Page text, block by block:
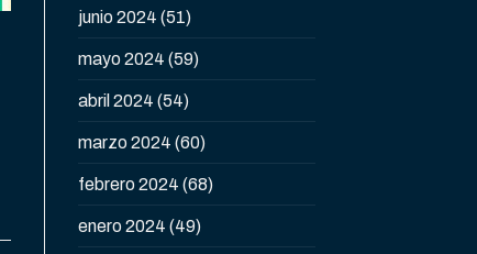
junio 2024 (51)
mayo 2024 (59)
abril 2024 (54)
marzo 2024 (60)
febrero 2024 (68)
enero 2024 (49)